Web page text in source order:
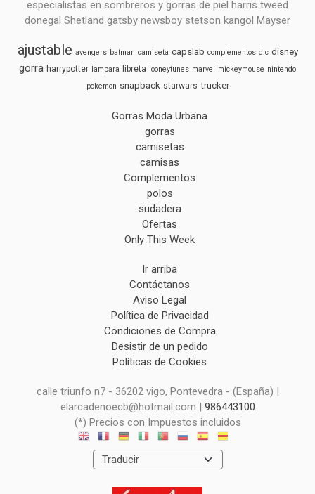
especialistas en sombreros y gorras de piel harris tweed
donegal Shetland gatsby newsboy stetson kangol Mayser
ajustable avengers batman camiseta capslab complementos d.c disney
gorra harrypotter lampara libreta looneytunes marvel mickeymouse nintendo
pokemon snapback starwars trucker
Gorras Moda Urbana
gorras
camisetas
camisas
Complementos
polos
sudadera
Ofertas
Only This Week
Ir arriba
Contáctanos
Aviso Legal
Política de Privacidad
Condiciones de Compra
Desistir de un pedido
Políticas de Cookies
calle triunfo n7 - 36202 vigo, Pontevedra - (España) |
elarcadenoecb@hotmail.com | 986443100
(*) Precios con Impuestos incluidos